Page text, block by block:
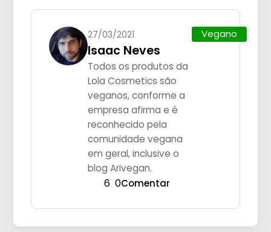
27/03/2021
Isaac Neves
Todos os produtos da
Lola Cosmetics são
veganos, conforme a
empresa afirma e é
reconhecido pela
comunidade vegana
em geral, inclusive o
blog Arivegan.
Vegano
6 0Comentar